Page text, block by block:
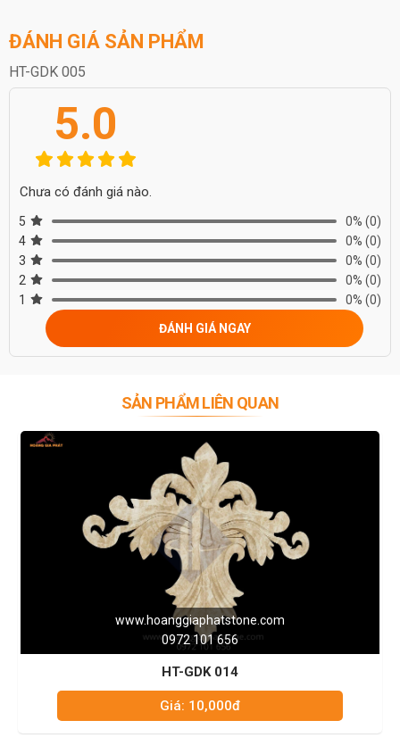
ĐÁNH GIÁ SẢN PHẨM
HT-GDK 005
5.0
Chưa có đánh giá nào.
5 0% (0)
4
0% (0)
3
0% (0)
2
0% (0)
1
0% (0)
ĐÁNH GIÁ NGAY
SẢN PHẨM LIÊN QUAN